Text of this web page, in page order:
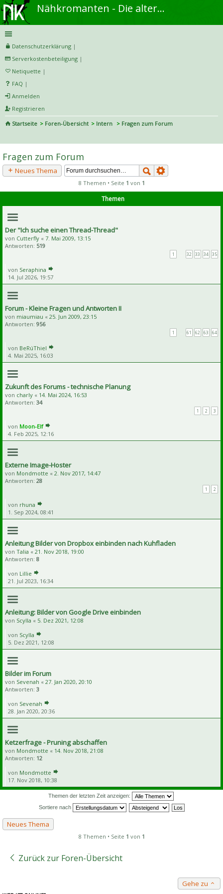
Nähkromanten - Die alternative Näh- und DIY-Community
Datenschutzerklärung |
Serverkostenbeteiligung |
Netiquette |
FAQ |
Anmelden
Registrieren
Startseite
Foren-Übersicht Intern
Fragen zum Forum
he
Fragen zum Forum
Neues Thema
8 Themen • Seite 1 von 1
Themen
Der "Ich suche einen Thread-Thread"
von Cutterfly « 7. Mai 2009, 13:15
Antworten: 519
1 32 33 34 35
von Seraphina
14. Jul 2026, 19:57
Forum - Kleine Fragen und Antworten II
von miaumiau « 25. Jun 2009, 23:15
Antworten: 956
1 61 62 63 64
von BeRúThiel
4. Mai 2025, 16:03
Zukunft des Forums - technische Planung
von charly « 14. Mai 2024, 16:53
Antworten: 34
1 2 3
von Moon-Elf
4. Feb 2025, 12:16
Externe Image-Hoster
von Mondmotte « 2. Nov 2017, 14:47
Antworten: 28
1 2
von rhuna
1. Sep 2024, 08:41
Anleitung Bilder von Dropbox einbinden nach Kuhfladen
von Talia « 21. Nov 2018, 19:00
Antworten: 8
von Lillie
21. Jul 2023, 16:34
Anleitung: Bilder von Google Drive einbinden
von Scylla « 5. Dez 2021, 12:08
von Scylla
5. Dez 2021, 12:08
Bilder im Forum
von Sevenah « 27. Jan 2020, 20:10
Antworten: 3
von Sevenah
28. Jan 2020, 20:36
Ketzerfrage - Pruning abschaffen
von Mondmotte « 14. Nov 2018, 21:08
Antworten: 12
von Mondmotte
17. Nov 2018, 10:38
Themen der letzten Zeit anzeigen:
Sortiere nach
Neues Thema
8 Themen • Seite 1 von 1
Zurück zur Foren-Übersicht
Gehe zu